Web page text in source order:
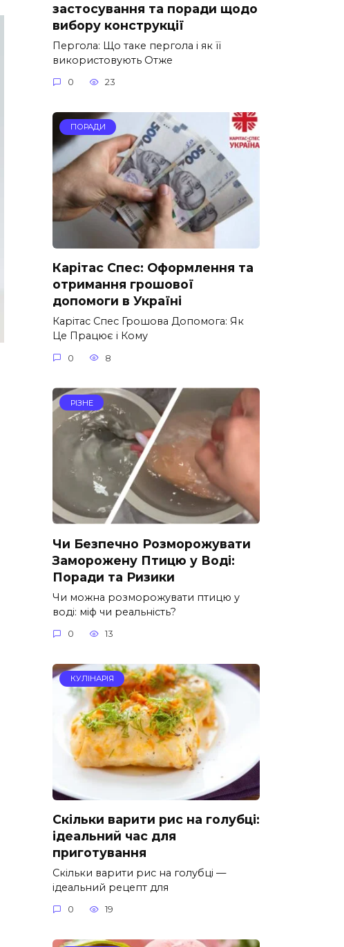
застосування та поради щодо
вибору конструкції
Пергола: Що таке пергола і як її
використовують Отже
0 23
ПОРАДИ
Карітас Спес: Оформлення та
отримання грошової
допомоги в Україні
Карітас Спес Грошова Допомога: Як
Це Працює і Кому
0 8
РІЗНЕ
Чи Безпечно Розморожувати
Заморожену Птицю у Воді:
Поради та Ризики
Чи можна розморожувати птицю у
воді: міф чи реальність?
0 13
КУЛІНАРІЯ
Скільки варити рис на голубці:
ідеальний час для
приготування
Скільки варити рис на голубці —
ідеальний рецепт для
0 19